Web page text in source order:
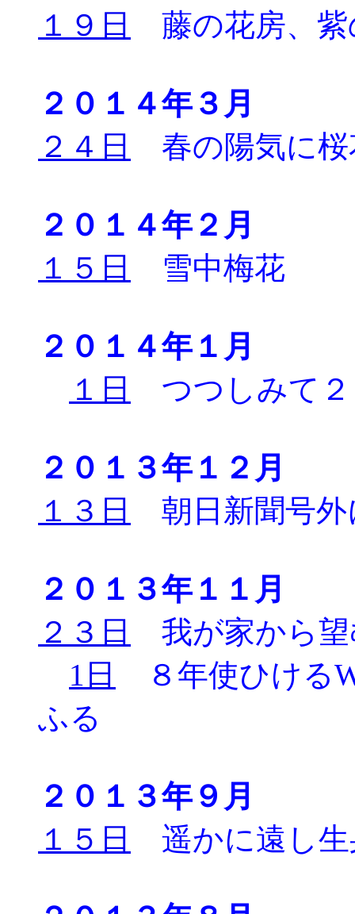
１９日
藤の花房、紫
２０１４年３月
２４日
春の陽気に桜
２０１４年２月
１５日
雪中梅花
２０１４年１月
１日
つつしみて２
２０１３年１２月
１３日
朝日新聞号外
２０１３年１１月
２３日
我が家から望
1日
８年使ひける
ふる
２０１３年９月
１５日
遥かに遠し生